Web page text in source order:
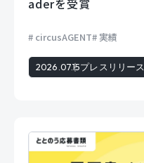
aderを受賞
circusAGENT 実績
2026.07.15プレスリリース